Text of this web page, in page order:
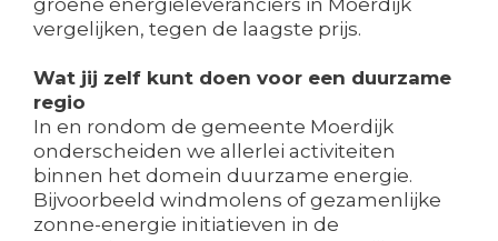
groene energieleveranciers in Moerdijk
vergelijken, tegen de laagste prijs.
Wat jij zelf kunt doen voor een duurzame
regio
In en rondom de gemeente Moerdijk
onderscheiden we allerlei activiteiten
binnen het domein duurzame energie.
Bijvoorbeeld windmolens of gezamenlijke
zonne-energie initiatieven in de